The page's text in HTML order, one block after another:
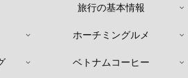
旅行の基本情報
ホーチミングルメ
ベトナムコーヒー